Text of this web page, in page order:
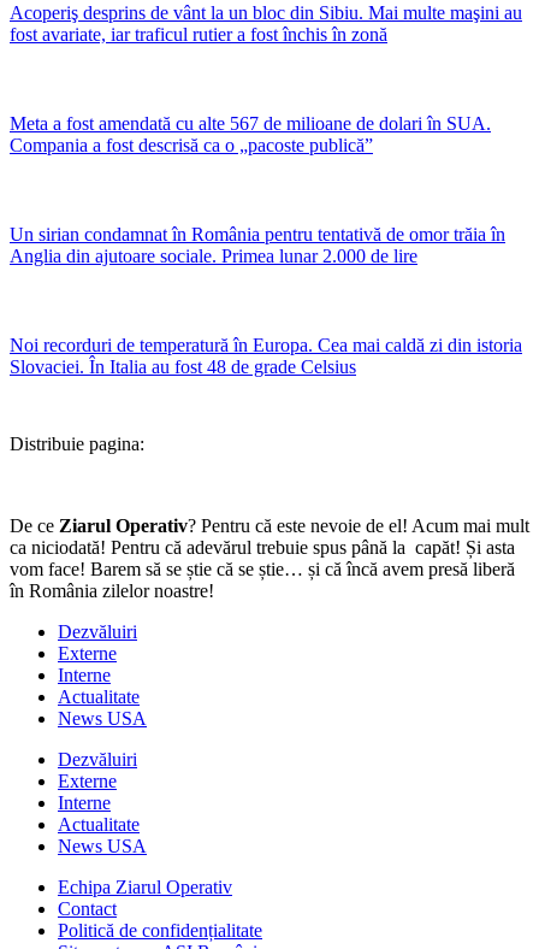
Acoperiş desprins de vânt la un bloc din Sibiu. Mai multe maşini au
fost avariate, iar traficul rutier a fost închis în zonă
Meta a fost amendată cu alte 567 de milioane de dolari în SUA.
Compania a fost descrisă ca o „pacoste publică”
Un sirian condamnat în România pentru tentativă de omor trăia în
Anglia din ajutoare sociale. Primea lunar 2.000 de lire
Noi recorduri de temperatură în Europa. Cea mai caldă zi din istoria
Slovaciei. În Italia au fost 48 de grade Celsius
Distribuie pagina:
De ce Ziarul Operativ? Pentru că este nevoie de el! Acum mai mult
ca niciodată! Pentru că adevărul trebuie spus până la capăt! Și asta
vom face! Barem să se știe că se știe… și că încă avem presă liberă
în România zilelor noastre!
Dezvăluiri
Externe
Interne
Actualitate
News USA
Dezvăluiri
Externe
Interne
Actualitate
News USA
Echipa Ziarul Operativ
Contact
Politică de confidențialitate